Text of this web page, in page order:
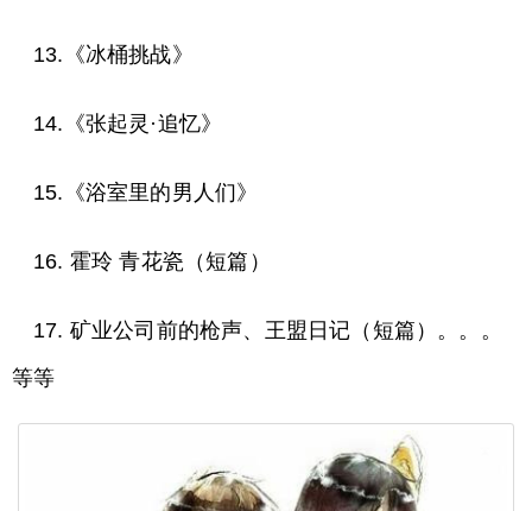
13.《冰桶挑战》
14.《张起灵·追忆》
15.《浴室里的男人们》
16. 霍玲 青花瓷（短篇）
17. 矿业公司前的枪声、王盟日记（短篇）。。。
等等